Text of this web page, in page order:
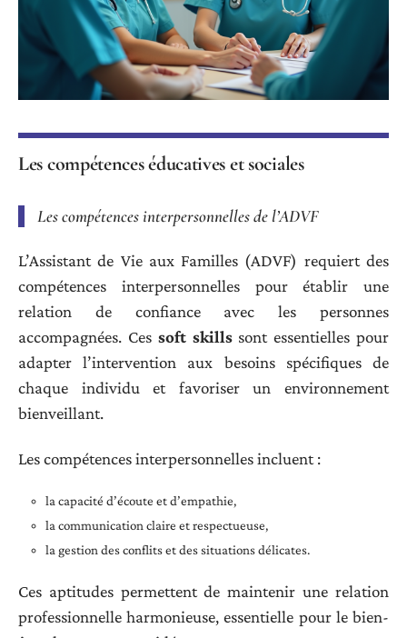
Les compétences éducatives et sociales
Les compétences interpersonnelles de l’ADVF
L’Assistant de Vie aux Familles (ADVF) requiert des
compétences interpersonnelles pour établir une
relation de confiance avec les personnes
accompagnées. Ces soft skillssont essentielles pour
adapter l’intervention aux besoins spécifiques de
chaque individu et favoriser un environnement
bienveillant.
Les compétences interpersonnelles incluent :
la capacité d’écoute et d’empathie,
la communication claire et respectueuse,
la gestion des conflits et des situations délicates.
Ces aptitudes permettent de maintenir une relation
professionnelle harmonieuse, essentielle pour le bien-